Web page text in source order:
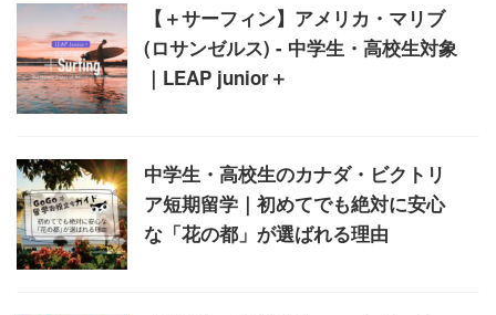
【＋サーフィン】アメリカ・マリブ
(ロサンゼルス) - 中学生・高校生対象
｜LEAP junior＋
中学生・高校生のカナダ・ビクトリ
ア短期留学｜初めてでも絶対に安心
な「花の都」が選ばれる理由